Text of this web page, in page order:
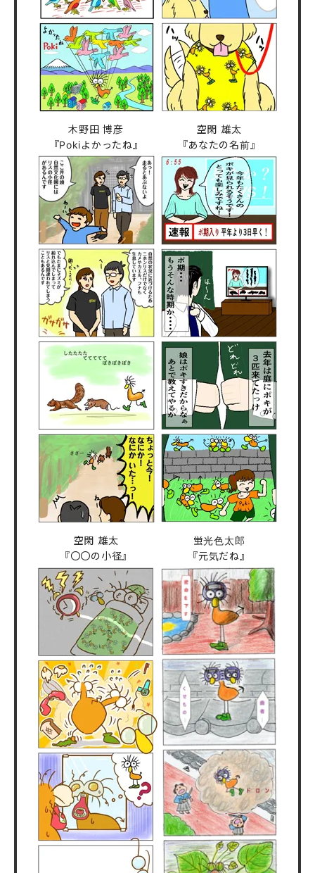
木野田 博彦
『Pokiよかったね』
空閑 雄太
『あなたの名前』
空閑 雄太
『〇〇の小径』
蛍光色太郎
『元気だね』